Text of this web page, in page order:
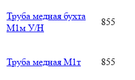
Труба медная бухта
М1м У/Н
855
Труба медная М1т 855